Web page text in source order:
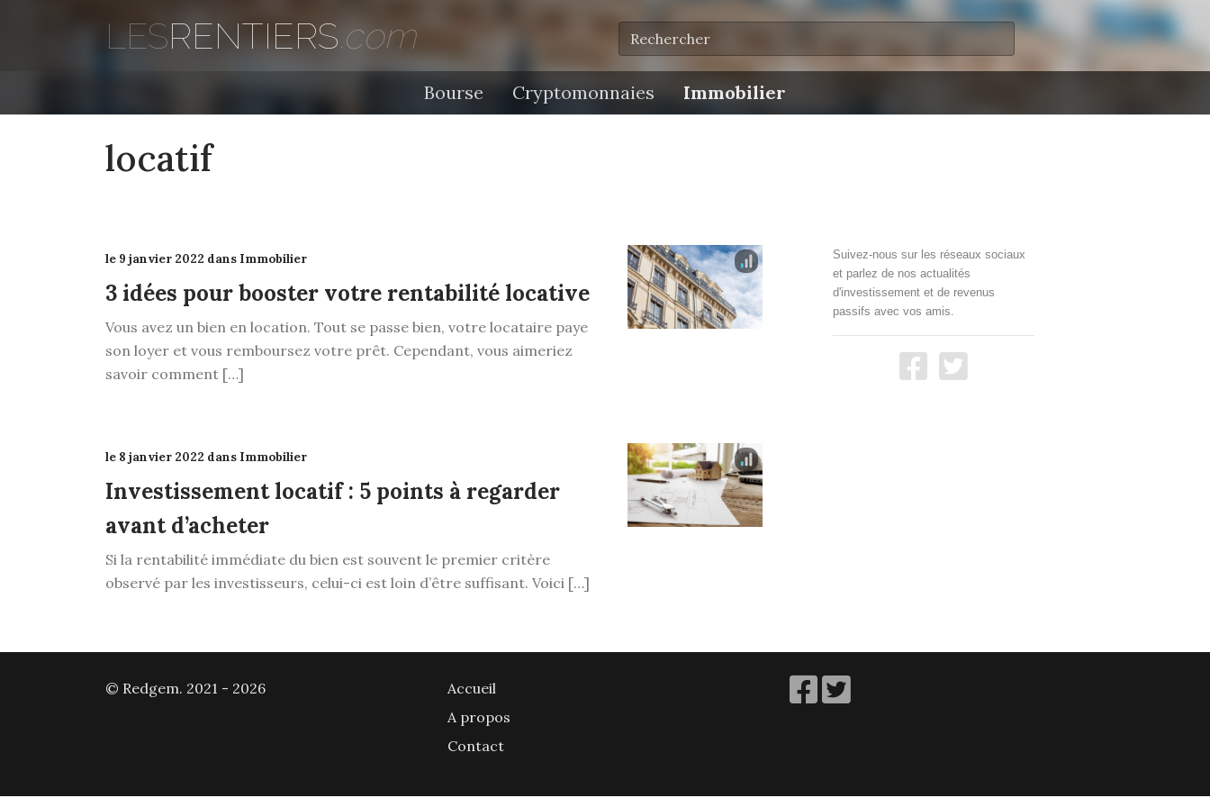
LESRENTIERS.com
Bourse Cryptomonnaies Immobilier
locatif
le 9 janvier 2022 dans Immobilier
3 idées pour booster votre rentabilité locative
Vous avez un bien en location. Tout se passe bien, votre locataire paye
son loyer et vous remboursez votre prêt. Cependant, vous aimeriez
savoir comment […]
le 8 janvier 2022 dans Immobilier
Investissement locatif : 5 points à regarder
avant d’acheter
Si la rentabilité immédiate du bien est souvent le premier critère
observé par les investisseurs, celui-ci est loin d’être suffisant. Voici […]
Suivez-nous sur les réseaux sociaux
et parlez de nos actualités
d'investissement et de revenus
passifs avec vos amis.
© Redgem. 2021 - 2026
Accueil
A propos
Contact